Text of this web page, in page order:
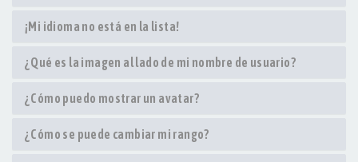
¡Mi idioma no está en la lista!
¿Qué es la imagen al lado de mi nombre de usuario?
¿Cómo puedo mostrar un avatar?
¿Cómo se puede cambiar mi rango?